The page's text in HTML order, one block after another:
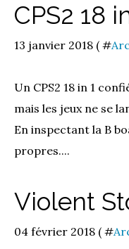
CPS2 18
13 janvier 2018 ( #
Un CPS2 18 in 1
mais les jeux ne se
En inspectant la B
propres....
Violent
04 février 2018 ( #